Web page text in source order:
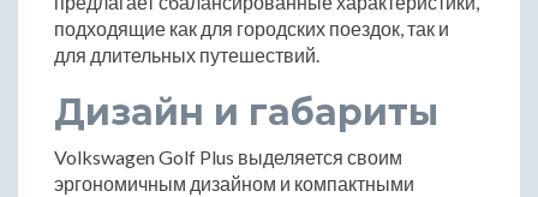
подходящие как для городских поездок, так и
для длительных путешествий.
Дизайн и габариты
Volkswagen Golf Plus выделяется своим
эргономичным дизайном и компактными